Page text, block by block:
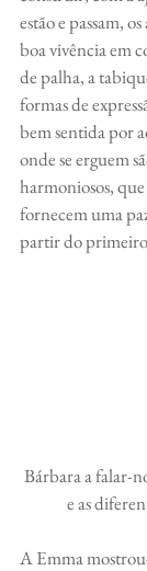
estão e passam,
boa vivência em
de palha, a
formas de
bem sentida por
onde se erguem
harmoniosos,
fornecem uma
partir do
e as
A Emma